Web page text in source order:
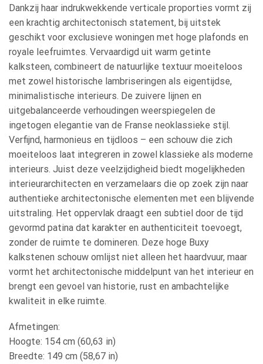
Dankzij haar indrukwekkende verticale proporties vormt zij
een krachtig architectonisch statement, bij uitstek
geschikt voor exclusieve woningen met hoge plafonds en
royale leefruimtes. Vervaardigd uit warm getinte
kalksteen, combineert de natuurlijke textuur moeiteloos
met zowel historische lambriseringen als eigentijdse,
minimalistische interieurs. De zuivere lijnen en
uitgebalanceerde verhoudingen weerspiegelen de
ingetogen elegantie van de Franse neoklassieke stijl.
Verfijnd, harmonieus en tijdloos – een schouw die zich
moeiteloos laat integreren in zowel klassieke als moderne
interieurs. Juist deze veelzijdigheid biedt mogelijkheden
interieurarchitecten en verzamelaars die op zoek zijn naar
authentieke architectonische elementen met een blijvende
uitstraling. Het oppervlak draagt een subtiel door de tijd
gevormd patina dat karakter en authenticiteit toevoegt,
zonder de ruimte te domineren. Deze hoge Buxy
kalkstenen schouw omlijst niet alleen het haardvuur, maar
vormt het architectonische middelpunt van het interieur en
brengt een gevoel van historie, rust en ambachtelijke
kwaliteit in elke ruimte.
Afmetingen:
Hoogte: 154 cm (60,63 in)
Breedte: 149 cm (58,67 in)